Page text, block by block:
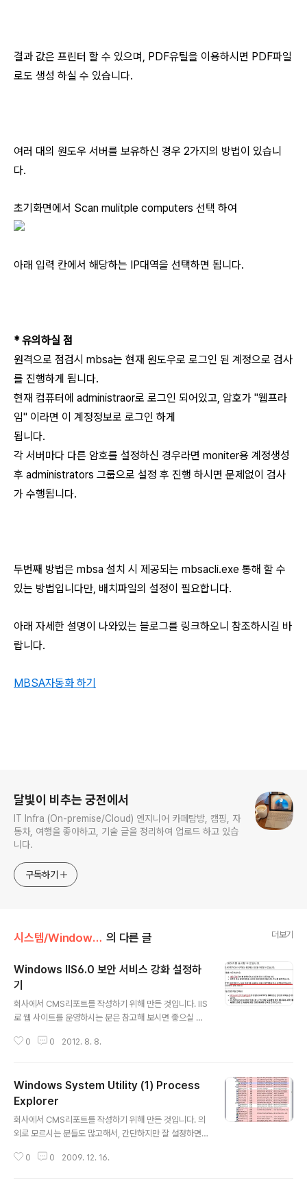
결과 값은 프린터 할 수 있으며, PDF유틸을 이용하시면 PDF파일
로도 생성 하실 수 있습니다.
여러 대의 원도우 서버를 보유하신 경우 2가지의 방법이 있습니
다.
초기화면에서 Scan mulitple computers 선택 하여
아래 입력 칸에서 해당하는 IP대역을 선택하면 됩니다.
* 유의하실 점
원격으로 점검시 mbsa는 현재 원도우로 로그인 된 계정으로 검사
를 진행하게 됩니다.
현재 컴퓨터에 administraor로 로그인 되어있고, 암호가 "웹프라
임" 이라면 이 계정정보로 로그인 하게
됩니다.
각 서버마다 다른 암호를 설정하신 경우라면 moniter용 계정생성
후 administrators 그룹으로 설정 후 진행 하시면 문제없이 검사
가 수행됩니다.
두번째 방법은 mbsa 설치 시 제공되는 mbsacli.exe 통해 할 수
있는 방법입니다만, 배치파일의 설정이 필요합니다.
아래 자세한 설명이 나와있는 블로그를 링크하오니 참조하시길 바
랍니다.
MBSA자동화 하기
달빛이 비추는 궁전에서
IT Infra (On-premise/Cloud) 엔지니어 카페탐방, 캠핑, 자
동차, 여행을 좋아하고, 기술 글을 정리하여 업로드 하고 있습
니다.
구독하기
시스템/Windows Server 의 다른 글 더보기
Windows IIS6.0 보안 서비스 강화 설정하
기
회사에서 CMS리포트를 작성하기 위해 만든 것입니다. IIS
로 웹 사이트를 운영하시는 분은 참고해 보시면 좋으실 겁
용하지 않는 기본 페이지 제거 초기 설정시 IIS는 Default.
것 외에는 제거시켜주시는 것이 좋습니다. 오류 발생시 IIS
에서 응답하는 기본 에러 페이지를 수정 해보자 흔히 인터
넷 페이지가 열리지 않으면, 응답코드로 HTTP 400 / 50
0 응답코드 에러 메시지가 나오게 됩니다. 400 응답코드
는 클라이언트가 잘못된 요청을 하여 발생합니다 하지만,
500 응답코드는 서버 자체의 문제로 에러코드 메시지로
0 0 2012. 8. 8.
Windows System Utility (1) Process
Explorer
회사에서 CMS리포트를 작성하기 위해 만든 것입니다. 의
외로 모르시는 분들도 많고해서, 간단하지만 잘 설정하면
ows에서 프로세스 정보, CPU, 메모리 사용률 등을 알아
0 0 2009. 12. 16.